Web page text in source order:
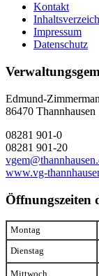
Kontakt
Impressum
Datenschutz
Edmund-
86470 Thannhausen
08281 901-0
08281 901-20
www.vg-
Öffnungszeiten
Montag
Dienstag